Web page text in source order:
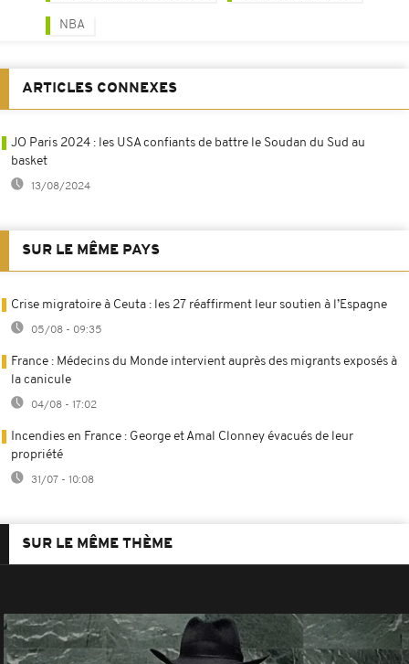
NBA
ARTICLES CONNEXES
JO Paris 2024 : les USA confiants de battre le Soudan du Sud au
basket
13/08/2024
SUR LE MÊME PAYS
Crise migratoire à Ceuta : les 27 réaffirment leur soutien à l’Espagne
05/08 - 09:35
France : Médecins du Monde intervient auprès des migrants exposés à
la canicule
04/08 - 17:02
Incendies en France : George et Amal Clonney évacués de leur
propriété
31/07 - 10:08
SUR LE MÊME THÈME